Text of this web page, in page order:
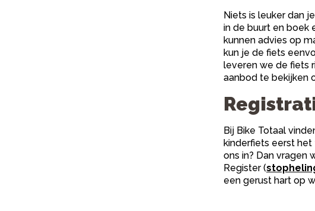
Niets is leuker dan
in de buurt en boek
kunnen advies op
kun je de fiets
leveren we de fiets
aanbod te bekijken
Bij Bike Totaal
kinderfiets eerst
ons in? Dan vragen
Register (
een gerust hart op